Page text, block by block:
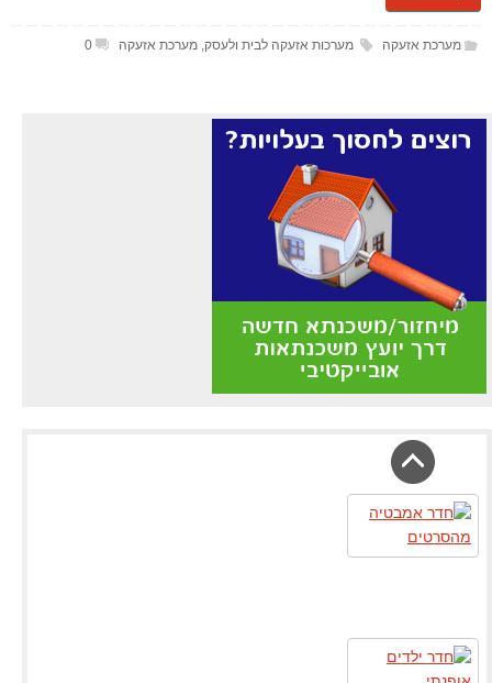
מערכת אזעקה מערכות אזעקה לבית ולעסק ,מערכת אזעקה 0